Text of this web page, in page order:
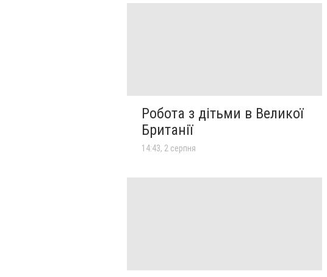
Робота з дітьми в Великої
Британії
14:43, 2 серпня